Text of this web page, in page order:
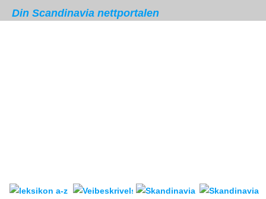
Din Scandinavia nettportalen
Skandinavia leksikonVeibeskrivelse forum &